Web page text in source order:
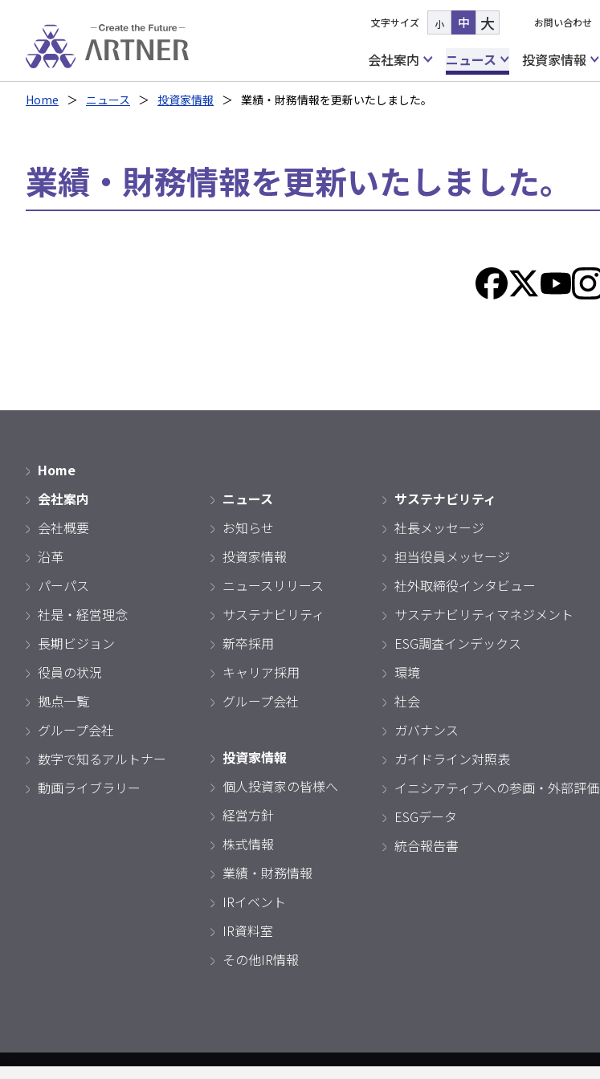
文字サイズ 小 中 大 お問い合わせ
会社案内
ニュース 投資家情報
Home ニュース 投資家情報 業績・財務情報を更新いたしました。
業績・財務情報を更新いたしました。
Home
会社案内
会社概要
沿革
パーパス
社是・経営理念
長期ビジョン
役員の状況
拠点一覧
グループ会社
数字で知るアルトナー
動画ライブラリー
ニュース
お知らせ
投資家情報
ニュースリリース
サステナビリティ
新卒採用
キャリア採用
グループ会社
投資家情報
個人投資家の皆様へ
経営方針
株式情報
業績・財務情報
IRイベント
IR資料室
その他IR情報
サステナビリティ
社長メッセージ
担当役員メッセージ
社外取締役インタビュー
サステナビリティマネジメント
ESG調査インデックス
環境
社会
ガバナンス
ガイドライン対照表
イニシアティブへの参画・外部評価
ESGデータ
統合報告書